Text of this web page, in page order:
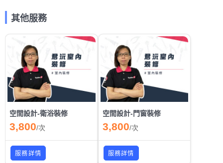
其他服務
空間設計-衛浴裝修
3,800/次
服務詳情
空間設計-門窗裝修
3,800/次
服務詳情